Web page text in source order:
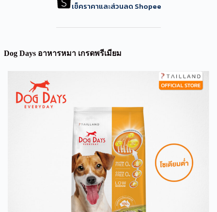
เช็คราคาและส่วนลด Shopee
Dog Days อาหารหมา เกรดพรีเมียม